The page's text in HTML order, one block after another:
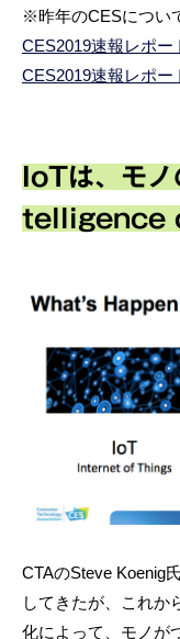
※昨年のCESについ
CES2019速報レポー
CES2019速報レポー
IoTは、モ
telligence
CTAのSteve Koenig
してきたが、これか
化によって、モノが